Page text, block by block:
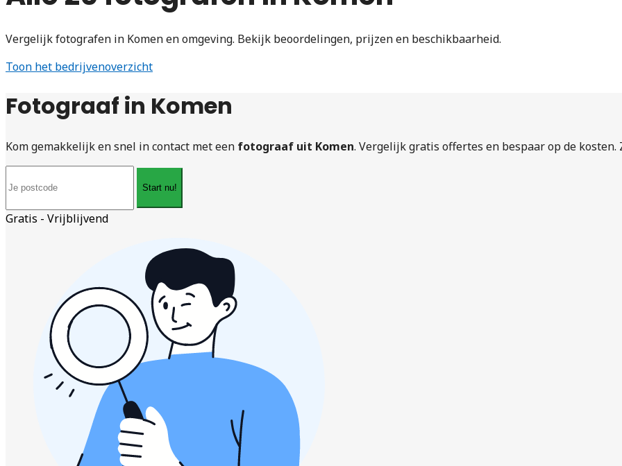
Vergelijk fotografen in Komen en omgeving. Bekijk beoordelingen, prijzen en beschikbaarheid.
Toon het bedrijvenoverzicht
Fotograaf in Komen
Kom gemakkelijk en snel in contact met een fotograaf uit Komen. Vergelijk gratis offertes en bespaar op de
Start nu!
Gratis - Vrijblijvend